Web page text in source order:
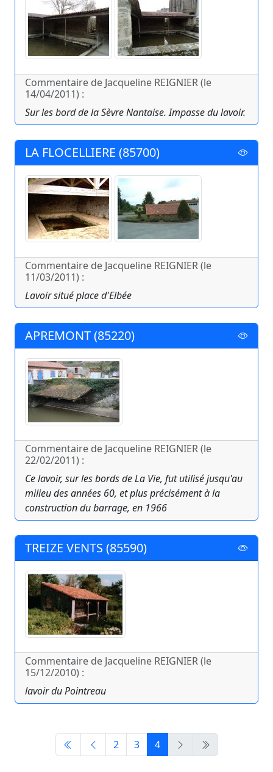
Commentaire de Jacqueline REIGNIER (le
14/04/2011) :
Sur les bord de la Sèvre Nantaise. Impasse du lavoir.
LA FLOCELLIERE (85700)
Commentaire de Jacqueline REIGNIER (le
11/03/2011) :
Lavoir situé place d'Elbée
APREMONT (85220)
Commentaire de Jacqueline REIGNIER (le
22/02/2011) :
Ce lavoir, sur les bords de La Vie, fut utilisé jusqu'au
milieu des années 60, et plus précisément à la
construction du barrage, en 1966
TREIZE VENTS (85590)
Commentaire de Jacqueline REIGNIER (le
15/12/2010) :
lavoir du Pointreau
2 3 4